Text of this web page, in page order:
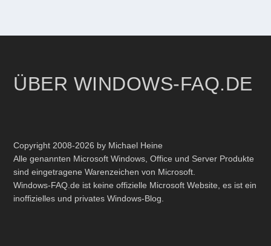
ÜBER WINDOWS-FAQ.DE
Copyright 2008-2026 by Michael Heine
Alle genannten Microsoft Windows, Office und Server Produkte
sind eingetragene Warenzeichen von Microsoft.
Windows-FAQ.de ist keine offizielle Microsoft Website, es ist ein
inoffizielles und privates Windows-Blog.